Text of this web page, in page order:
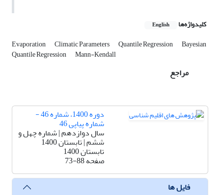
کلیدواژه‌ها English
Evaporation Climatic Parameters Quantile Regression Bayesian
Quantile Regression Mann-Kendall
مراجع
دوره 1400، شماره 46 -
شماره پیاپی 46
سال دوازدهم | شماره چهل و
ششم | تابستان 1400
تابستان 1400
صفحه73-88
فایل ها